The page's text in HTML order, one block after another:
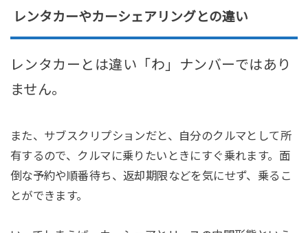
レンタカーやカーシェアリングとの違い
レンタカーとは違い「わ」ナンバーではあり
ません。
また、サブスクリプションだと、自分のクルマとして所
有するので、クルマに乗りたいときにすぐ乗れます。面
倒な予約や順番待ち、返却期限などを気にせず、乗るこ
とができます。